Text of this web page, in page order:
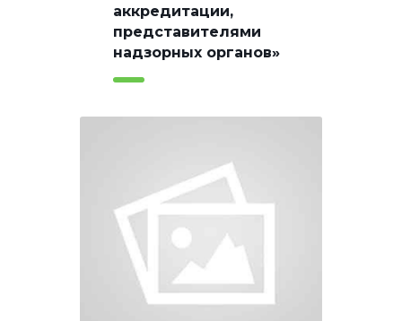
аккредитации,
представителями
надзорных органов»